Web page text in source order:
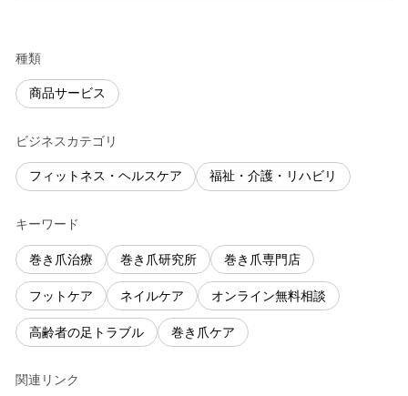
種類
商品サービス
ビジネスカテゴリ
フィットネス・ヘルスケア 福祉・介護・リハビリ
キーワード
巻き爪治療 巻き爪研究所 巻き爪専門店
フットケア ネイルケア オンライン無料相談
高齢者の足トラブル 巻き爪ケア
関連リンク